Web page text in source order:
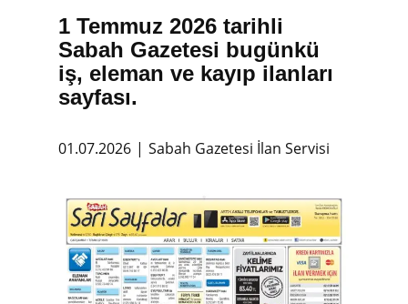
1 Temmuz 2026 tarihli
Sabah Gazetesi bugünkü
iş, eleman ve kayıp ilanları
sayfası.
01.07.2026 Sabah Gazetesi İlan Servisi